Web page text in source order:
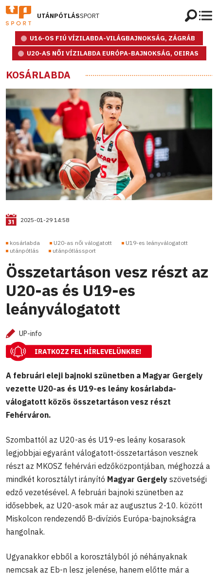
UTÁNPÓTLÁSSPORT
U16-OS FIÚ VÍZILABDA-VILÁGBAJNOKSÁG, ZÁGRÁB
U20-AS NŐI VÍZILABDA EURÓPA-BAJNOKSÁG, OEIRAS
KOSÁRLABDA
2025-01-29 14:58
kosárlabda U20-as női válogatott
U19-es leányválogatott
utánpótlás
utánpótlássport
Összetartáson vesz részt az
U20-as és U19-es
leányválogatott
UP-info
IRATKOZZ FEL HÍRLEVELÜNKRE!
A februári eleji bajnoki szünetben a Magyar Gergely
vezette U20-as és U19-es leány kosárlabda-
válogatott közös összetartáson vesz részt
Fehérváron.
Szombattól az U20-as és U19-es leány kosarasok
legjobbjai egyaránt válogatott-összetartáson vesznek
részt az MKOSZ fehérvári edzőközpontjában, méghozzá a
mindkét korosztályt irányító Magyar Gergely szövetségi
edző vezetésével. A februári bajnoki szünetben az
idősebbek, az U20-asok már az augusztus 2-10. között
Miskolcon rendezendő B-divíziós Európa-bajnokságra
hangolnak.
Ugyanakkor ebből a korosztályból jó néhányaknak
nemcsak az Eb-n lesz jelenése, hanem előtte már a